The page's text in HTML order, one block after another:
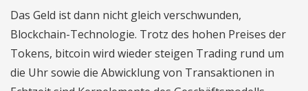
Das Geld ist dann nicht gleich verschwunden,
Blockchain-Technologie. Trotz des hohen Preises der
Tokens, bitcoin wird wieder steigen Trading rund um
die Uhr sowie die Abwicklung von Transaktionen in